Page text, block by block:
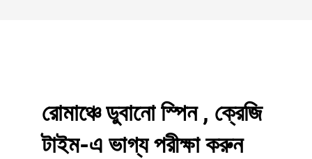
রোমাঞ্চে ডুবানো স্পিন , ক্রেজি
টাইম-এ ভাগ্য পরীক্ষা করুন